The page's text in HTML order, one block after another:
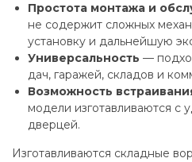
Простота монтажа и
не содержит сложных
установку и дальнейшую
Универсальность —
дач, гаражей, складов и
Возможность
модели изготавливаются
дверцей.
Изготавливаются складные